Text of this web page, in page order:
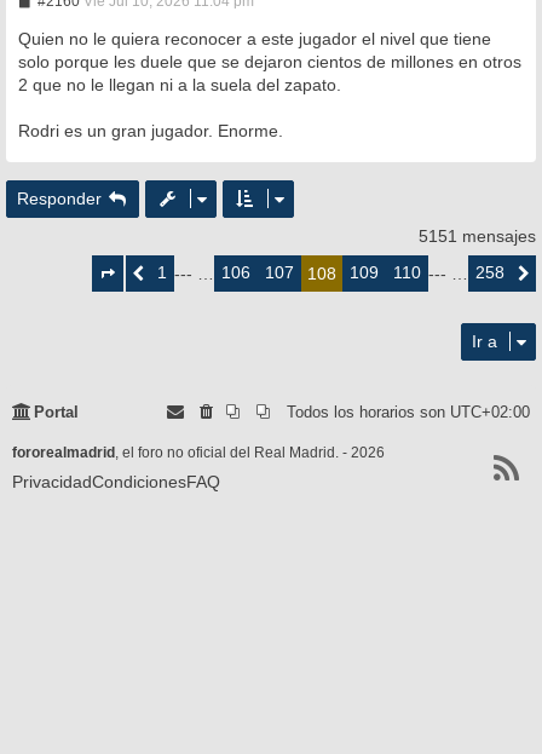
n
s
a
j
Quien no le quiera reconocer a este jugador el nivel que tiene
solo porque les duele que se dejaron cientos de millones en otros
2 que no le llegan ni a la suela del zapato.
Rodri es un gran jugador. Enorme.
Responder
5151 mensajes
deAnterior
1 --- … 106 107 108 109 110 --- … 258
Ir a
Portal Todos los horarios son UTC+02:00
fororealmadrid, el foro no oficial del Real Madrid. - 2026
PrivacidadCondicionesFAQ